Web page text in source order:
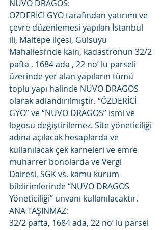
NUVO DRAGOS:
ÖZDERİCİ GYO tarafından yatırımı ve
çevre düzenlemesi yapılan İstanbul
ili, Maltepe ilçesi, Gülsuyu
Mahallesi’nde kain, kadastronun 32/2
pafta , 1684 ada , 22 no’ lu parseli
üzerinde yer alan yapıların tümü
toplu yapı halinde NUVO DRAGOS
olarak adlandırılmıştır. “ÖZDERİCİ
GYO” ve “NUVO DRAGOS” ismi ve
logosu değiştirilemez. Site yöneticiliği
adına açılacak hesaplarda ve
kullanılacak çek karneleri ve emre
muharrer bonolarda ve Vergi
Dairesi, SGK vs. kamu kurum
bildirimlerinde “NUVO DRAGOS
Yöneticiliği” unvanı kullanılacaktır.
ANA TAŞINMAZ:
32/2 pafta, 1684 ada, 22 no’ lu parsel